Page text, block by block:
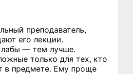
преподаватель,
его лекции.
— тем лучше.
только для тех, кто
в предмете. Ему проще